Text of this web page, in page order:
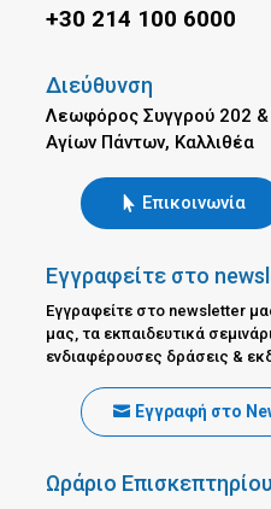
+30 214 100 6000
Διεύθυνση
Λεωφόρος Συγγρού 202 &
Αγίων Πάντων, Καλλιθέα
Επικοινωνία
Εγγραφείτε στο
Εγγραφείτε στο newsletter
μας, τα εκπαιδευτικά
ενδιαφέρουσες δράσεις &
Εγγραφή στο
Ωράριο Επισκεπτηρίου